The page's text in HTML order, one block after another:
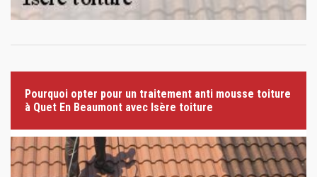
Pourquoi opter pour un traitement anti mousse toiture
à Quet En Beaumont avec Isère toiture